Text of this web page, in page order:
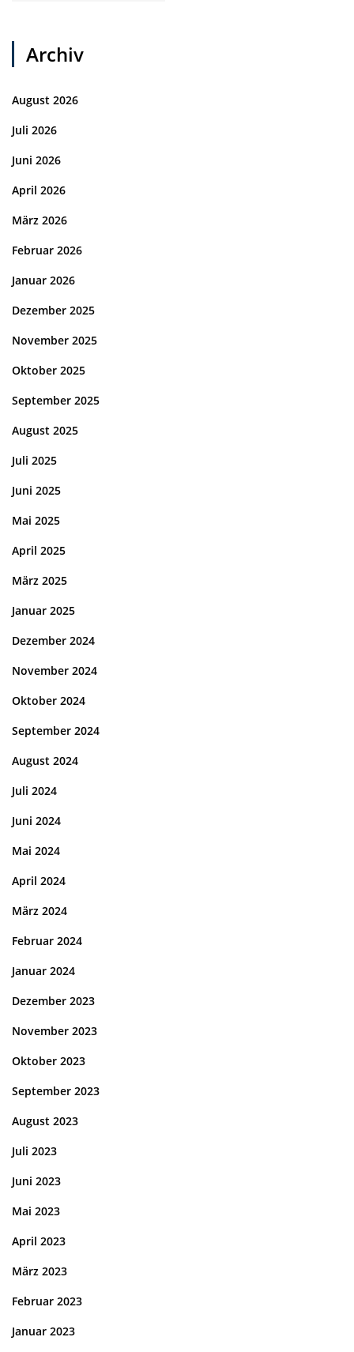
Archiv
August 2026
Juli 2026
Juni 2026
April 2026
März 2026
Februar 2026
Januar 2026
Dezember 2025
November 2025
Oktober 2025
September 2025
August 2025
Juli 2025
Juni 2025
Mai 2025
April 2025
März 2025
Januar 2025
Dezember 2024
November 2024
Oktober 2024
September 2024
August 2024
Juli 2024
Juni 2024
Mai 2024
April 2024
März 2024
Februar 2024
Januar 2024
Dezember 2023
November 2023
Oktober 2023
September 2023
August 2023
Juli 2023
Juni 2023
Mai 2023
April 2023
März 2023
Februar 2023
Januar 2023